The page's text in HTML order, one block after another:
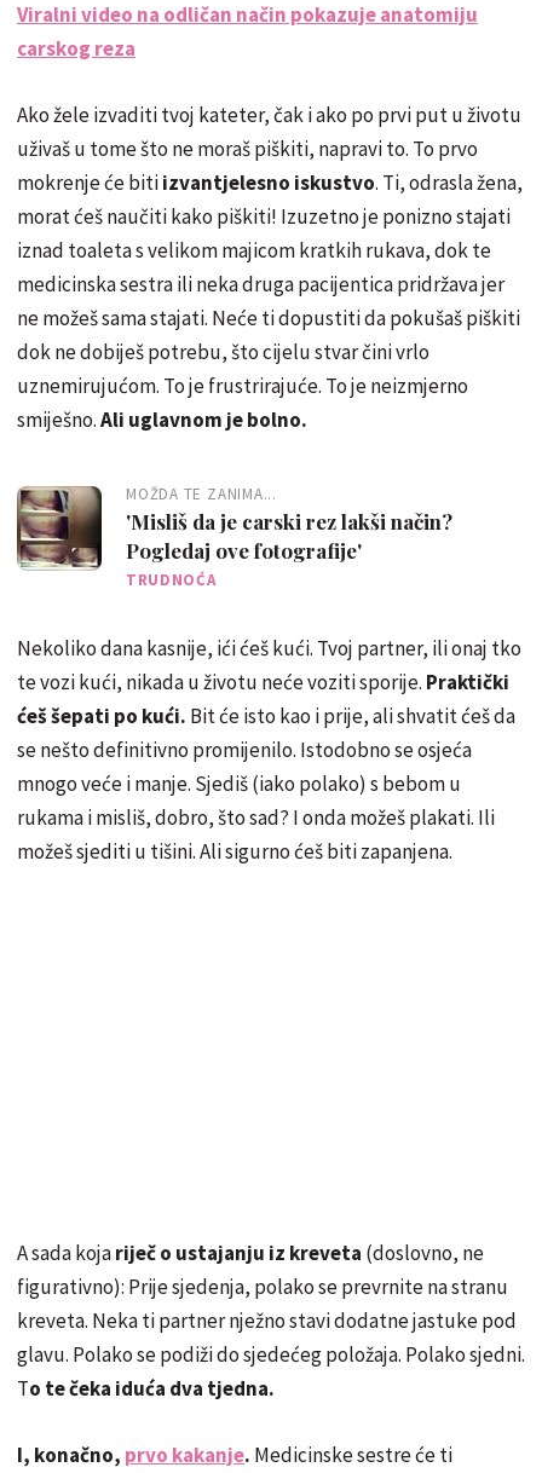
Viralni video na odličan način pokazuje anatomiju
carskog reza
Ako žele izvaditi tvoj kateter, čak i ako po prvi put u životu
uživaš u tome što ne moraš piškiti, napravi to. To prvo
mokrenje će bitiizvantjelesno iskustvo. Ti, odrasla žena,
morat ćeš naučiti kako piškiti! Izuzetno je ponizno stajati
iznad toaleta s velikom majicom kratkih rukava, dok te
medicinska sestra ili neka druga pacijentica pridržava jer
ne možeš sama stajati. Neće ti dopustiti da pokušaš piškiti
dok ne dobiješ potrebu, što cijelu stvar čini vrlo
uznemirujućom. To je frustrirajuće. To je neizmjerno
smiješno.Ali uglavnom je bolno.
MOŽDA TE ZANIMA...
'Misliš da je carski rez lakši način?
Pogledaj ove fotografije'
TRUDNOĆA
Nekoliko dana kasnije, ići ćeš kući. Tvoj partner, ili onaj tko
te vozi kući, nikada u životu neće voziti sporije. Praktički
ćeš šepati po kući. Bit će isto kao i prije, ali shvatit ćeš da
se nešto definitivno promijenilo. Istodobno se osjeća
mnogo veće i manje. Sjediš (iako polako) s bebom u
rukama i misliš, dobro, što sad? I onda možeš plakati. Ili
možeš sjediti u tišini. Ali sigurno ćeš biti zapanjena.
A sada kojariječ o ustajanju iz kreveta (doslovno, ne
figurativno): Prije sjedenja, polako se prevrnite na stranu
kreveta. Neka ti partner nježno stavi dodatne jastuke pod
glavu. Polako se podiži do sjedećeg položaja. Polako sjedni.
To te čeka iduća dva tjedna.
I, konačno, prvo kakanje. Medicinske sestre će ti